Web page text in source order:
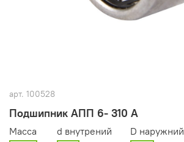
арт. 100528
Подшипник АПП 6- 310 А
Масса d внутрений D наружний